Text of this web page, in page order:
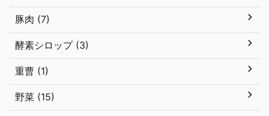
豚肉 (7)
酵素シロップ (3)
重曹 (1)
野菜 (15)